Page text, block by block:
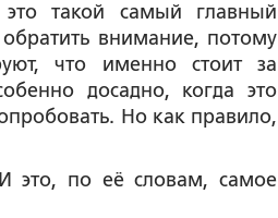
это такой самый главный
внимание, потому
что именно стоит за
досадно, когда это
Но как правило,
это, по её словам, самое